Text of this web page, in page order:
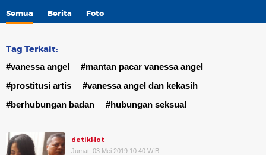
Semua Berita Foto
Tag Terkait:
#vanessa angel
#mantan pacar vanessa angel
#prostitusi artis
#vanessa angel dan kekasih
#berhubungan badan
#hubungan seksual
detikHot
Jumat, 03 Mei 2019 10:40 WIB